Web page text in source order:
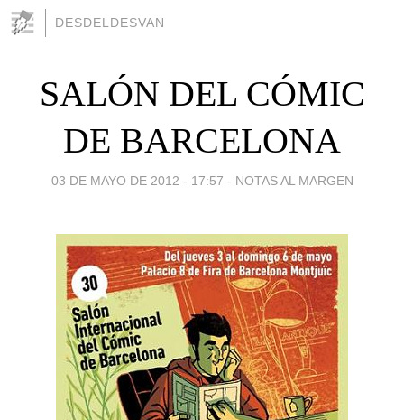
DESDELDESVAN
SALÓN DEL CÓMIC
DE BARCELONA
03 DE MAYO DE 2012 - 17:57 - NOTAS AL MARGEN